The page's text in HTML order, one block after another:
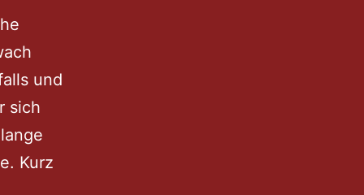
und
sich
Kurz